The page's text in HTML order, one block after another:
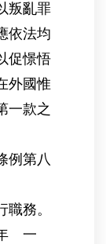
叛亂罪
依法均
促憬悟
外國惟
一款之
例第八
務。
一